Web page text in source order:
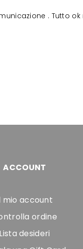
. Tutto
ACCOUNT
mio account
ordine
Lista desideri